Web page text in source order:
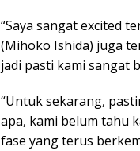
“Saya sangat excited
(Mihoko Ishida) juga
jadi pasti kami sangat
“Untuk sekarang,
apa, kami belum tahu
fase yang terus